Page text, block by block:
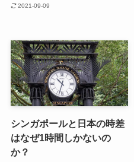
2021-09-09
シンガポールと日本の時差
はなぜ1時間しかないの
か？